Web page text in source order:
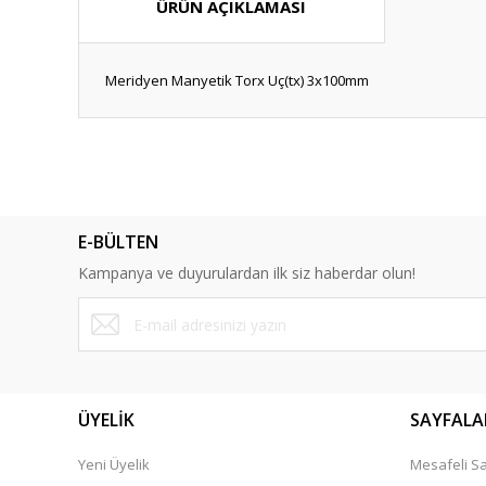
ÜRÜN AÇIKLAMASI
Meridyen Manyetik Torx Uç(tx) 3x100mm
Ürün bilgilerinde hatalar bulunuyor.
Ürün fiyatı diğer sitelerden daha pahalı.
Bu ürüne benzer farklı alternatifler olmalı.
E-BÜLTEN
Kampanya ve duyurulardan ilk siz haberdar olun!
ÜYELİK
Yeni Üyelik Mesafeli